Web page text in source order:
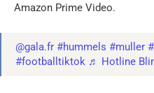
Amazon Prime Video.
@gala.fr #hummels #muller
#footballtiktok ♬ Hotline